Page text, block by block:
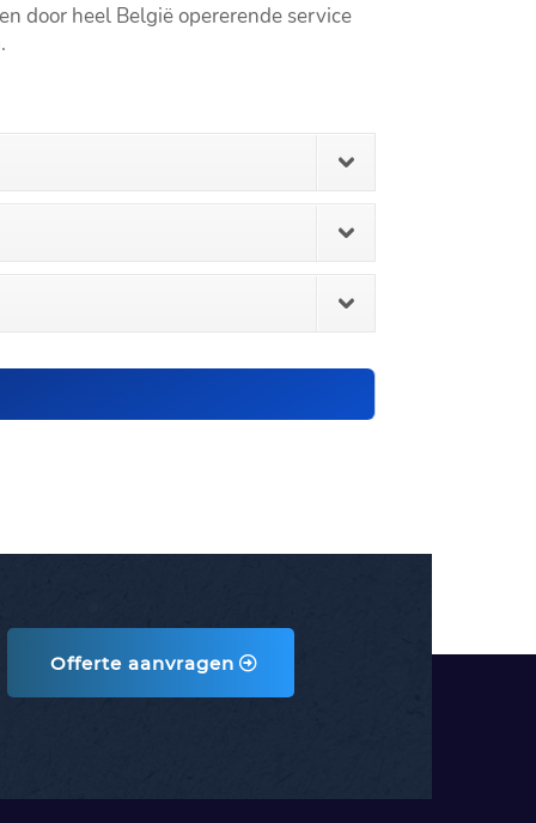
door heel België opererende service
Offerte aanvragen